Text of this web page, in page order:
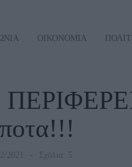
ΟΙΚΟΝΟΜΙΑ
2021 Σχόλια: 5